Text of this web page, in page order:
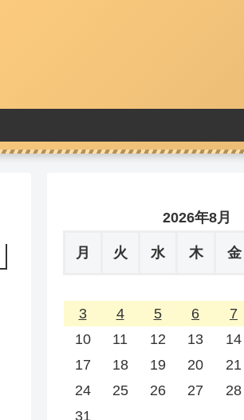
2026年8月
月 火 水 木 金
3
4 5 6 7
10
11 12 13 14
17
18 19 20 21
24
25 26 27 28
31